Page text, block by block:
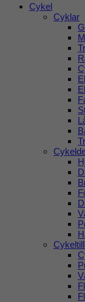
Cykel
Cyklar